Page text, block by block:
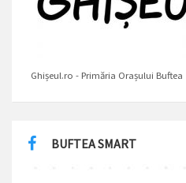
Ghișeul.ro - Primăria Orașului Buftea
BUFTEA SMART